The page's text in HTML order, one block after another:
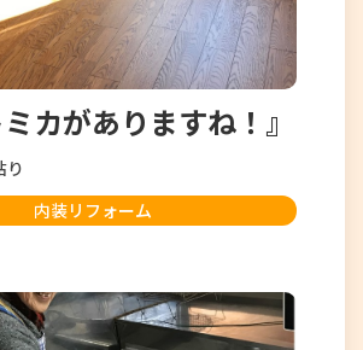
ミカがありますね！』
り
内装リフォーム